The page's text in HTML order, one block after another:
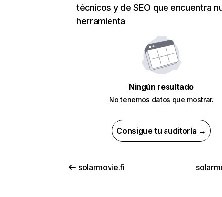
técnicos y de SEO que encuentra
herramienta
Ningún resultado
No tenemos datos que mostrar.
Consigue tu auditoría →
solarmovie.fi